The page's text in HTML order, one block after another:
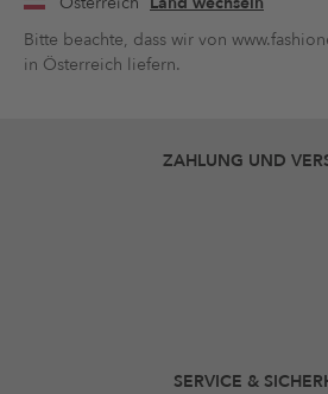
Bitte beachte, dass wir von
in Österreich liefern.
ZAHLUNG UND
SERVICE &